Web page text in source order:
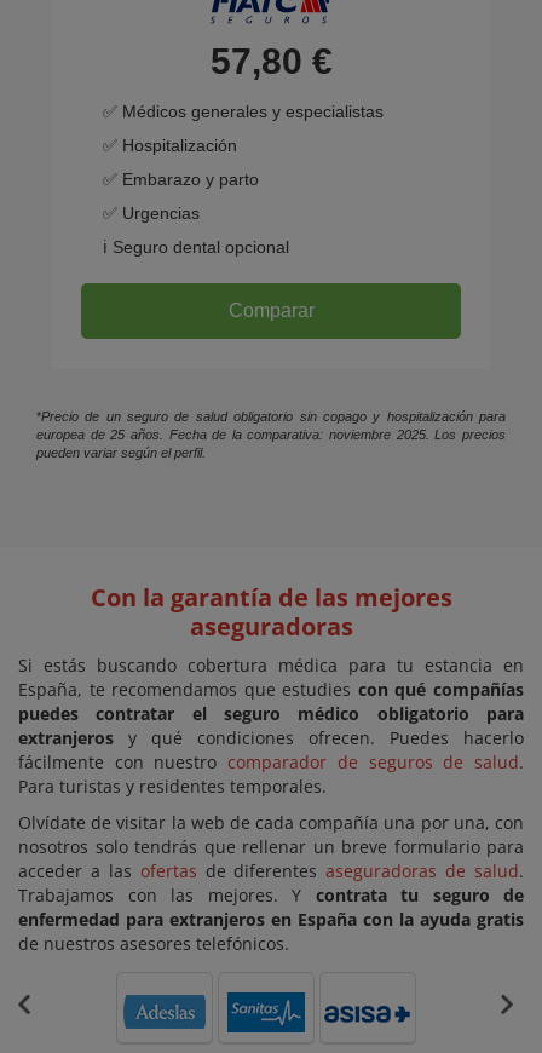
57,80 €
✅ Médicos generales y especialistas
✅ Hospitalización
✅ Embarazo y parto
✅ Urgencias
ℹ️ Seguro dental opcional
Comparar
*Precio de un seguro de salud obligatorio sin copago y hospitalización para
europea de 25 años. Fecha de la comparativa: noviembre 2025. Los precios
pueden variar según el perfil.
Con la garantía de las mejores
aseguradoras
Si estás buscando cobertura médica para tu estancia en
España, te recomendamos que estudies con qué compañías
puedes contratar el seguro médico obligatorio para
extranjeros y qué condiciones ofrecen. Puedes hacerlo
fácilmente con nuestro comparador de seguros de salud.
Para turistas y residentes temporales.
Olvídate de visitar la web de cada compañía una por una, con
nosotros solo tendrás que rellenar un breve formulario para
acceder a las ofertas de diferentesaseguradoras de salud.
Trabajamos con las mejores. Y contrata tu seguro de
enfermedad para extranjeros en España con la ayuda gratis
de nuestros asesores telefónicos.